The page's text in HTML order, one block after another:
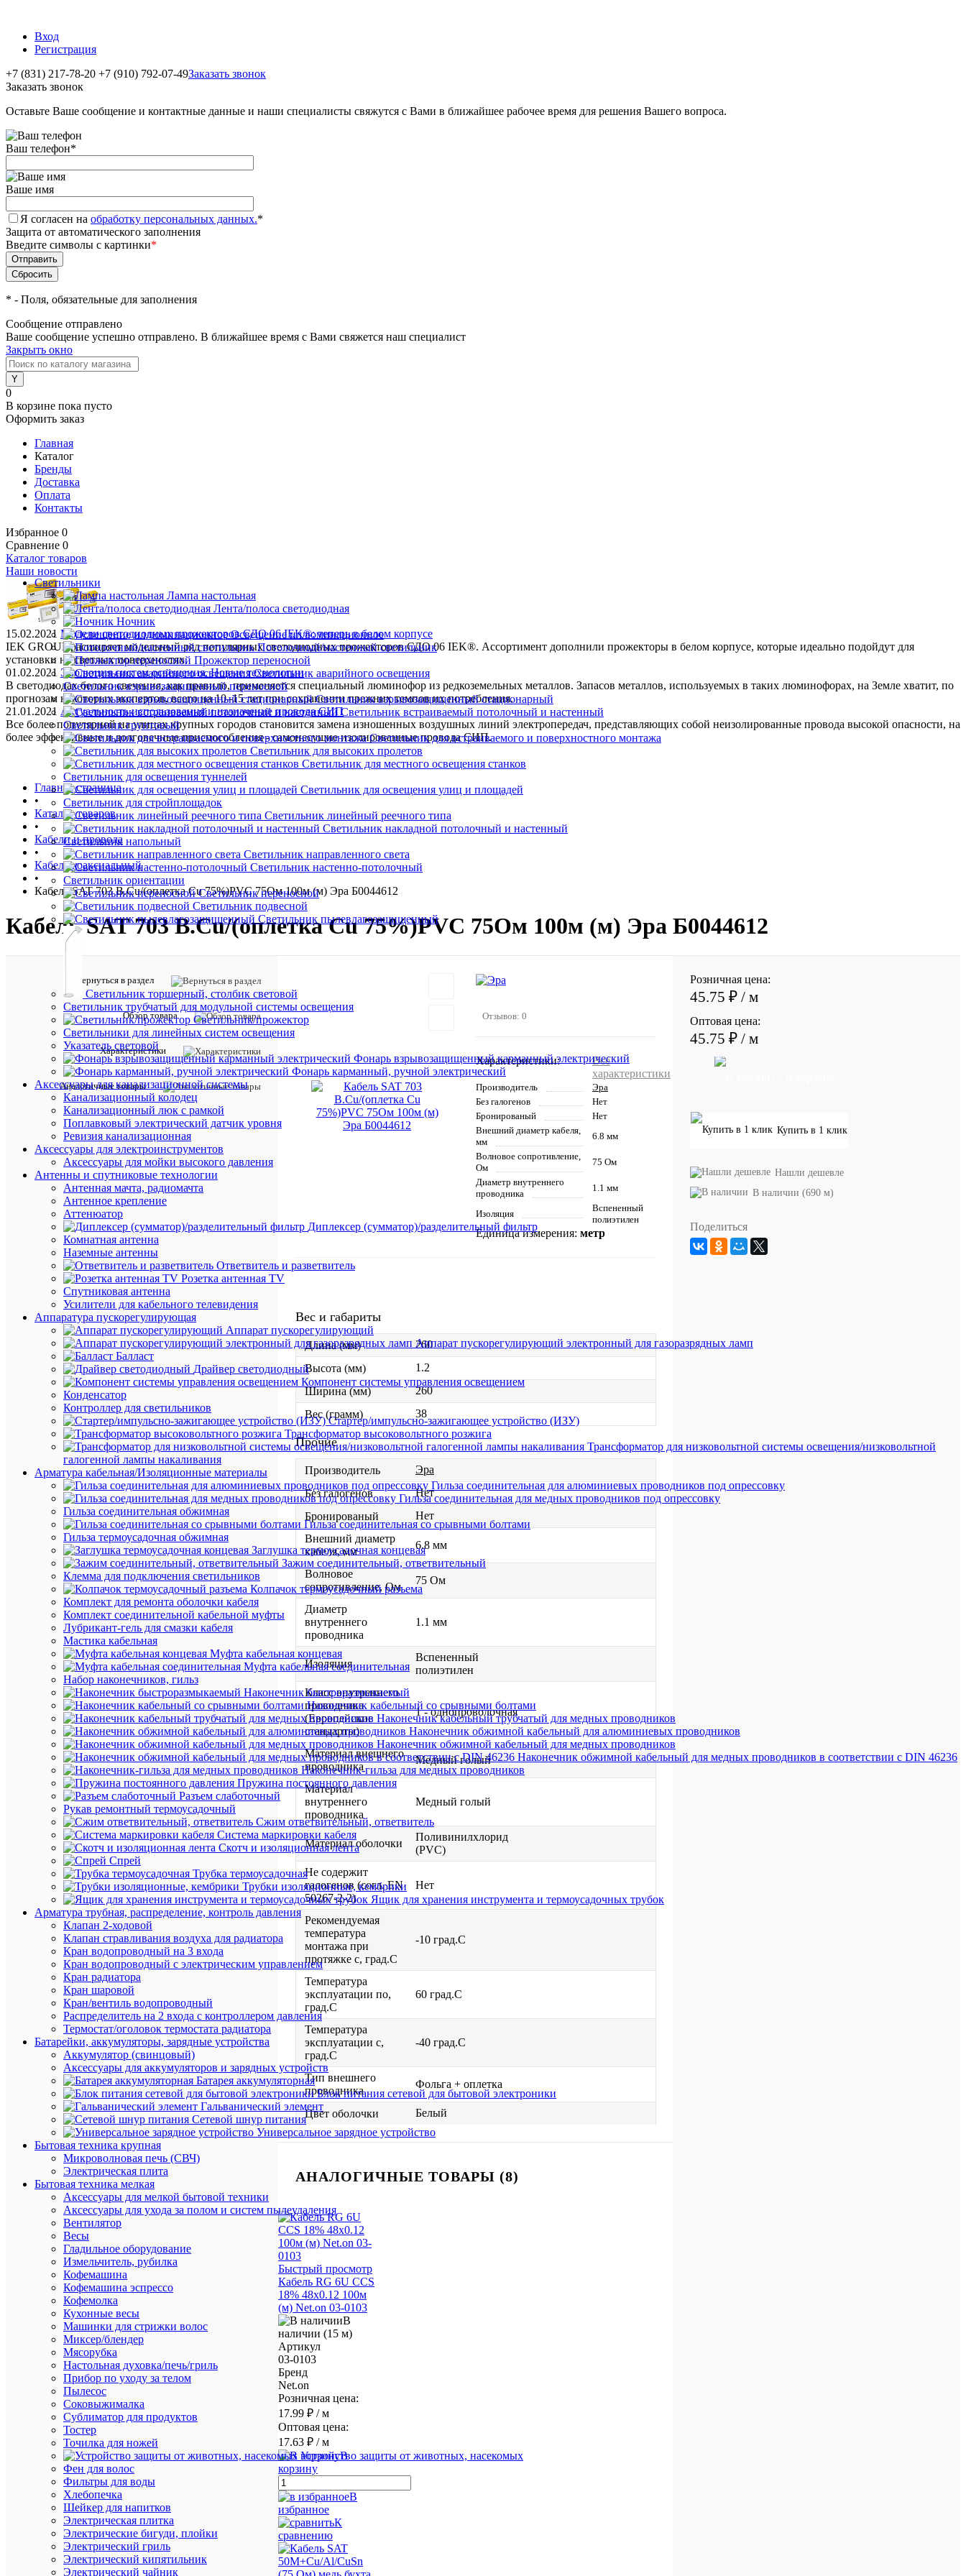
Вход
Регистрация
+7 (831) 217-78-20 +7 (910) 792-07-49Заказать звонок
Заказать звонок
Оставьте Ваше сообщение и контактные данные и наши специалисты свяжутся с Вами в ближайшее рабочее время для решения Вашего вопроса.
Ваш телефон*
Ваше имя
Я согласен на обработку персональных данных.*
Защита от автоматического заполнения
Введите символы с картинки*
* - Поля, обязательные для заполнения
Сообщение отправлено
Ваше сообщение успешно отправлено. В ближайшее время с Вами свяжется наш специалист
Закрыть окно
0
В корзине пока пусто
Оформить заказ
Главная
Каталог
Бренды
Доставка
Оплата
Контакты
Избранное 0
Сравнение 0
Каталог товаров
Светильники
Лампа настольная
Лента/полоса светодиодная
Ночник
Освещение иллюминационное
Потолочный/настенный светильник
Прожектор переносной
Светильник аварийного освещения
Светильник взрывозащищенный переносной
Светильник взрывозащищенный стационарный
Светильник встраиваемый потолочный и настенный
Светильник грунтовый
Светильник для встраиваемого и поверхностного монтажа
Светильник для высоких пролетов
Светильник для местного освещения станков
Светильник для освещения туннелей
Светильник для освещения улиц и площадей
Светильник для стройплощадок
Светильник линейный реечного типа
Светильник накладной потолочный и настенный
Светильник напольный
Светильник направленного света
Светильник настенно-потолочный
Светильник ориентации
Светильник переносной
Светильник подвесной
Светильник пылевлагозащищенный
Светильник торшерный, столбик световой
Светильник трубчатый для модульной системы освещения
Светильник/прожектор
Светильники для линейных систем освещения
Указатель световой
Фонарь взрывозащищенный карманный электрический
Фонарь карманный, ручной электрический
Аксессуары для канализационной системы
Канализационный колодец
Канализационный люк с рамкой
Поплавковый электрический датчик уровня
Ревизия канализационная
Аксессуары для электроинструментов
Аксессуары для мойки высокого давления
Антенны и спутниковые технологии
Антенная мачта, радиомачта
Антенное крепление
Аттенюатор
Диплексер (сумматор)/разделительный фильтр
Комнатная антенна
Наземные антенны
Ответвитель и разветвитель
Розетка антенная TV
Спутниковая антенна
Усилители для кабельного телевидения
Аппаратура пускорегулирующая
Аппарат пускорегулирующий
Аппарат пускорегулирующий электронный для газоразрядных ламп
Балласт
Драйвер светодиодный
Компонент системы управления освещением
Конденсатор
Контроллер для светильников
Стартер/импульсно-зажигающее устройство (ИЗУ)
Трансформатор высоковольтного розжига
Трансформатор для низковольтной системы освещения/низковольтной
галогенной лампы накаливания
Арматура кабельная/Изоляционные материалы
Гильза соединительная для алюминиевых проводников под опрессовку
Гильза соединительная для медных проводников под опрессовку
Гильза соединительная обжимная
Гильза соединительная со срывными болтами
Гильза термоусадочная обжимная
Заглушка термоусадочная концевая
Зажим соединительный, ответвительный
Клемма для подключения светильников
Колпачок термоусадочный разъема
Комплект для ремонта оболочки кабеля
Комплект соединительной кабельной муфты
Лубрикант-гель для смазки кабеля
Мастика кабельная
Муфта кабельная концевая
Муфта кабельная соединительная
Набор наконечников, гильз
Наконечник быстроразмыкаемый
Наконечник кабельный со срывными болтами
Наконечник кабельный трубчатый для медных проводников
Наконечник обжимной кабельный для алюминиевых проводников
Наконечник обжимной кабельный для медных проводников
Наконечник обжимной кабельный для медных проводников в соответствии с DIN 46236
Наконечник-гильза для медных проводников
Пружина постоянного давления
Разъем слаботочный
Рукав ремонтный термоусадочный
Сжим ответвительный, ответвитель
Система маркировки кабеля
Скотч и изоляционная лента
Спрей
Трубка термоусадочная
Трубки изоляционные, кембрики
Ящик для хранения инструмента и термоусадочных трубок
Арматура трубная, распределение, контроль давления
Клапан 2-ходовой
Клапан стравливания воздуха для радиатора
Кран водопроводный на 3 входа
Кран водопроводный с электрическим управлением
Кран радиатора
Кран шаровой
Кран/вентиль водопроводный
Распределитель на 2 входа с контроллером давления
Термостат/оголовок термостата радиатора
Батарейки, аккумуляторы, зарядные устройства
Аккумулятор (свинцовый)
Аксессуары для аккумуляторов и зарядных устройств
Батарея аккумуляторная
Блок питания сетевой для бытовой электроники
Гальванический элемент
Сетевой шнур питания
Универсальное зарядное устройство
Бытовая техника крупная
Микроволновая печь (СВЧ)
Электрическая плита
Бытовая техника мелкая
Аксессуары для мелкой бытовой техники
Аксессуары для ухода за полом и систем пылеудаления
Вентилятор
Весы
Гладильное оборудование
Измельчитель, рубилка
Кофемашина
Кофемашина эспрессо
Кофемолка
Кухонные весы
Машинки для стрижки волос
Миксер/блендер
Мясорубка
Настольная духовка/печь/гриль
Прибор по уходу за телом
Пылесос
Соковыжималка
Сублиматор для продуктов
Тостер
Точилка для ножей
Устройство защиты от животных, насекомых
Фен для волос
Фильтры для воды
Хлебопечка
Шейкер для напитков
Электрическая плитка
Электрические бигуди, плойки
Электрический гриль
Электрический кипятильник
Электрический чайник
Наши новости
15.02.2021 Модели светодиодных прожекторов СДО 06 IEK®: теперь в белом корпусе
IEK GROUP расширяет модельный ряд популярных светодиодных прожекторов СДО 06 IEK®. Ассортимент дополнили прожекторы в белом корпусе, которые идеально подойдут для
установки на светлых поверхностях.
01.02.2021 Эволюция систем освещения. Новые технологии
В светодиодах белого свечения, как правило, применяется специальный люминофор из редкоземельных металлов. Запасов металлов, используемых в таких люминофорах, на Земле хватит, по
прогнозам некоторых экспертов, всего на 10–15 лет при сохранении прежних темпов их потребления.
21.01.2021 Актуальность использования и назначение провода СИП
Все более популярной на улицах крупных городов становится замена изношенных воздушных линий электропередач, представляющих собой неизолированные провода высокой опасности, на
более эффективные и долговечные приспособления - самонесущие изолированные провода СИП.
Главная страница
•
Каталог товаров
•
Кабели и провода
•
Кабель коаксиальный
•
Кабель SAT 703 B.Cu/(оплетка Cu 75%)PVC 75Ом 100м (м) Эра Б0044612
Кабель SAT 703 B.Cu/(оплетка Cu 75%)PVC 75Ом 100м (м) Эра Б0044612
Вернуться в раздел
Обзор товара
Характеристики
Аналогичные товары
Отзывов: 0
Характеристики:
Все
характеристики
Производитель
Эра
Без галогенов
Нет
Бронированый
Нет
Внешний диаметр кабеля,
мм
6.8 мм
Волновое сопротивление,
Ом
75 Ом
Диаметр внутреннего
проводника
1.1 мм
Изоляция
Вспененный
полиэтилен
Единица измерения: метр
Вес и габариты
Длина (мм)
260
Высота (мм)
1.2
Ширина (мм)
260
Вес (грамм)
38
Прочие
Производитель
Эра
Без галогенов
Нет
Бронированый
Нет
Внешний диаметр
кабеля, мм
6.8 мм
Волновое
сопротивление, Ом
75 Ом
Диаметр
внутреннего
проводника
1.1 мм
Изоляция
Вспененный
полиэтилен
Класс внутреннего
проводника
(Европейские
стандарты)
1 - однопроволочная
Материал внешнего
проводника
Медный голый
Материал
внутреннего
проводника
Медный голый
Материал оболочки
Поливинилхлорид
(PVC)
Не содержит
галогенов (согл. EN
50267-2-2)
Нет
Рекомендуемая
температура
монтажа при
протяжке с, град.C
-10 град.C
Температура
эксплуатации по,
град.C
60 град.C
Температура
эксплуатации с,
град.C
-40 град.C
Тип внешнего
проводника
Фольга + оплетка
Цвет оболочки Белый
АНАЛОГИЧНЫЕ ТОВАРЫ (8)
Быстрый просмотр
Кабель RG 6U CCS
18% 48х0.12 100м
(м) Net.on 03-0103
В
наличии (15 м)
Артикул
03-0103
Бренд
Net.on
Розничная цена:
17.99 ₽ / м
Оптовая цена:
17.63 ₽ / м
В
корзину
В
избранное
К
сравнению
Розничная цена:
45.75 ₽ / м
Оптовая цена:
45.75 ₽ / м
Купить в 1 клик
Нашли дешевле
В наличии (690 м)
Поделиться